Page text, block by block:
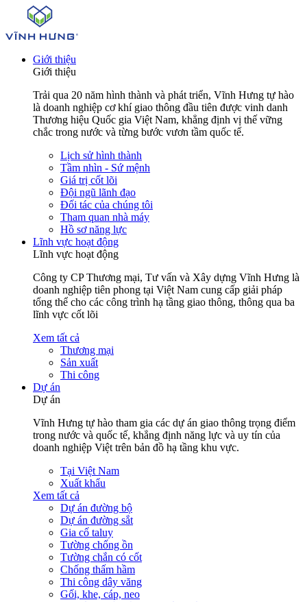
Giới thiệu
Giới thiệu
Trải qua 20 năm hình thành và phát triển, Vĩnh Hưng tự hào
là doanh nghiệp cơ khí giao thông đầu tiên được vinh danh
Thương hiệu Quốc gia Việt Nam, khẳng định vị thế vững
chắc trong nước và từng bước vươn tầm quốc tế.
Lịch sử hình thành
Tầm nhìn - Sứ mệnh
Giá trị cốt lõi
Đội ngũ lãnh đạo
Đối tác của chúng tôi
Tham quan nhà máy
Hồ sơ năng lực
Lĩnh vực hoạt động
Lĩnh vực hoạt động
Công ty CP Thương mại, Tư vấn và Xây dựng Vĩnh Hưng là
doanh nghiệp tiên phong tại Việt Nam cung cấp giải pháp
tổng thể cho các công trình hạ tầng giao thông, thông qua ba
lĩnh vực cốt lõi
Xem tất cả
Thương mại
Sản xuất
Thi công
Dự án
Dự án
Vĩnh Hưng tự hào tham gia các dự án giao thông trọng điểm
trong nước và quốc tế, khẳng định năng lực và uy tín của
doanh nghiệp Việt trên bản đồ hạ tầng khu vực.
Tại Việt Nam
Xuất khẩu
Xem tất cả
Dự án đường bộ
Dự án đường sắt
Gia cố taluy
Tường chống ồn
Tường chắn có cốt
Chống thấm hầm
Thi công dây văng
Gối, khe, cáp, neo